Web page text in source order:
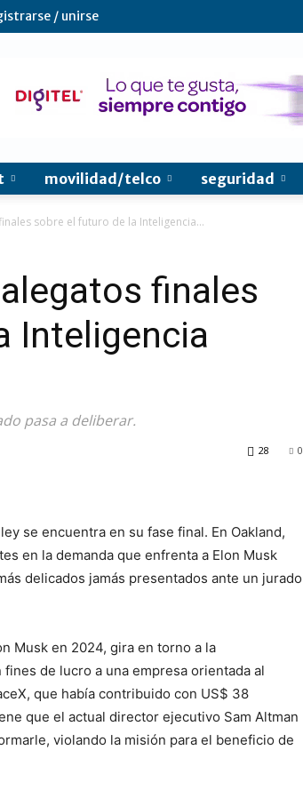
/ unirse
movilidad/telco seguridad
sobre el futuro de la Inteligencia...
finales
Inteligencia
pasa a deliberar.
0
28
se encuentra en su fase final. En Oakland,
en la demanda que enfrenta a Elon Musk
delicados jamás presentados ante un jurado
Musk en 2024, gira en torno a la
de lucro a una empresa orientada al
que había contribuido con US$ 38
que el actual director ejecutivo Sam Altman
violando la misión para el beneficio de